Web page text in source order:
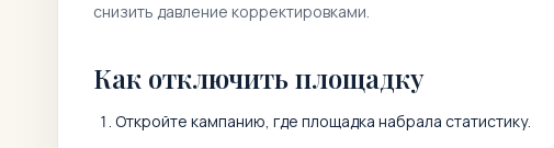
снизить давление корректировками.
Как отключить площадку
Откройте кампанию, где площадка набрала статистику.